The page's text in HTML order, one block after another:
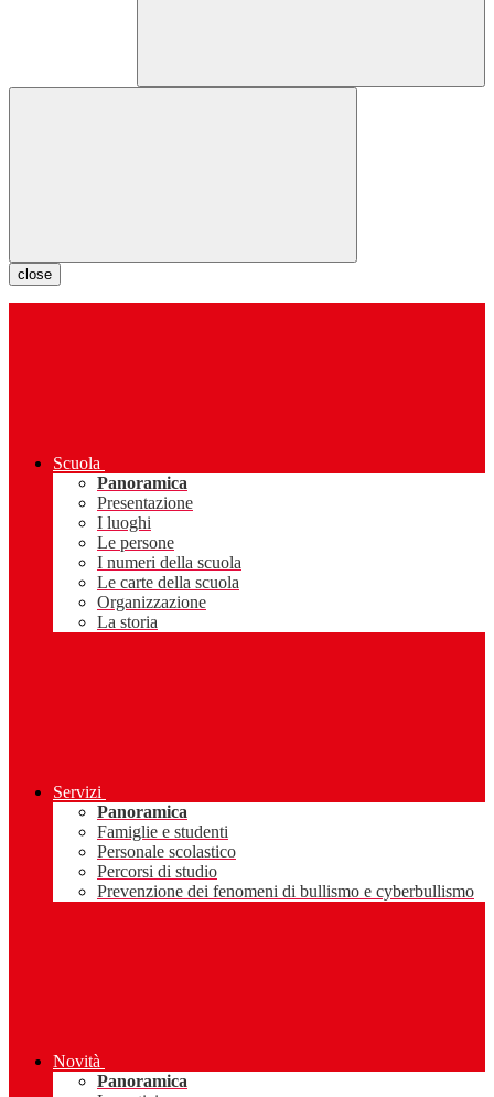
close
Scuola
Panoramica
Presentazione
I luoghi
Le persone
I numeri della scuola
Le carte della scuola
Organizzazione
La storia
Servizi
Panoramica
Famiglie e studenti
Personale scolastico
Percorsi di studio
Prevenzione dei fenomeni di bullismo e cyberbullismo
Novità
Panoramica